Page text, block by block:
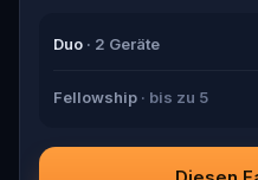
Duo · 2 Geräte
Fellowship · bis zu 5